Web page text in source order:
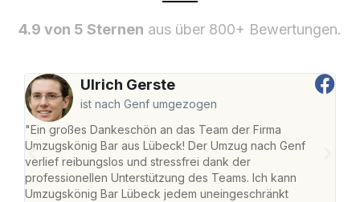
4.9 von 5 Sternen aus über 800+ Bewertungen.
Ulrich Gerste
ist nach Genf umgezogen
"Ein großes Dankeschön an das Team der Firma
Umzugskönig Bar aus Lübeck! Der Umzug nach Genf
verlief reibungslos und stressfrei dank der
professionellen Unterstützung des Teams. Ich kann
Umzugskönig Bar Lübeck jedem uneingeschränkt